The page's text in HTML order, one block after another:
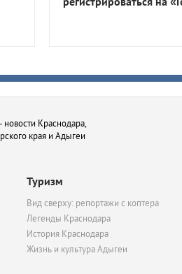
Краснодара,
края и Адыгеи
Туризм
Вид сверху: репортажи с коптера
Легенды Краснодара
История Краснодара
Жизнь и культура Адыгеи